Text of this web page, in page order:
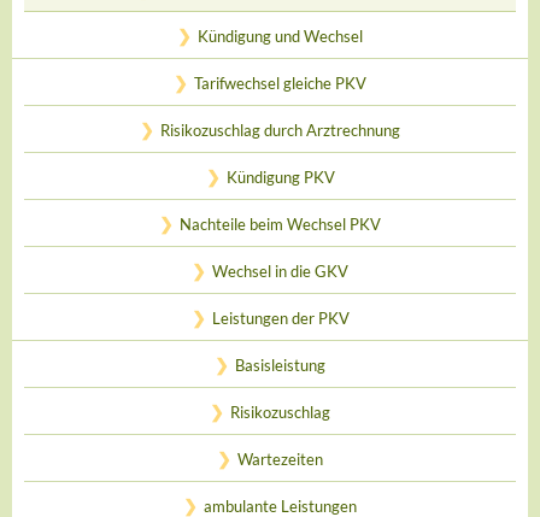
Kündigung und Wechsel
Tarifwechsel gleiche PKV
Risikozuschlag durch Arztrechnung
Kündigung PKV
Nachteile beim Wechsel PKV
Wechsel in die GKV
Leistungen der PKV
Basisleistung
Risikozuschlag
Wartezeiten
ambulante Leistungen